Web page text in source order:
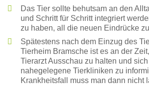
Das Tier sollte behutsam an den
und Schritt für Schritt integriert
zu haben, all die neuen Eindrücke
Spätestens nach dem Einzug des
Tierheim Bramsche ist es an der
Tierarzt Ausschau zu halten und
nahegelegene Tierkliniken zu
Krankheitsfall muss man dann nicht